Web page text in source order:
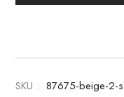
SKU : 87675-beige-2-s